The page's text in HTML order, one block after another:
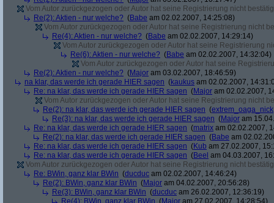
Vom Autor zurückgezogen oder Autor hat seine Registrierung nicht
Re(2): Aktien - nur welche? (Babe am 02.02.2007, 14:25:08)
Vom Autor zurückgezogen oder Autor hat seine Registrierung nicht
Re(4): Aktien - nur welche? (Babe am 02.02.2007, 14:29:14)
Vom Autor zurückgezogen oder Autor hat seine Registrierung
Re(6): Aktien - nur welche? (Babe am 02.02.2007, 14:32:04)
Vom Autor zurückgezogen oder Autor hat seine
Re(2): Aktien - nur welche? (Major am 03.02.2007, 18:46:59)
na klar, das werde ich gerade HIER sagen (kaukus am 02.02.2007,
Re: na klar, das werde ich gerade HIER sagen (Major am 02.02.2007,
Vom Autor zurückgezogen oder Autor hat seine Registrierung nicht
Re(2): na klar, das werde ich gerade HIER sagen (extrem_oaga_nick
Re(3): na klar, das werde ich gerade HIER sagen (Major am
Re: na klar, das werde ich gerade HIER sagen (matrix am 02.02.2007,
Re(2): na klar, das werde ich gerade HIER sagen (Babe am
Re: na klar, das werde ich gerade HIER sagen (Kub am 27.02.2007,
Re: na klar, das werde ich gerade HIER sagen (Beel am 04.03.2007,
Vom Autor zurückgezogen oder Autor hat seine Registrierung nicht
Re: BWin, ganz klar BWin (ducduc am 02.02.2007, 14:46:24)
Re(2): BWin, ganz klar BWin (Major am 04.02.2007, 20:56:28)
Re(3): BWin, ganz klar BWin (ducduc am 26.02.2007, 12:36:19)
Re(4): BWin, ganz klar BWin (Major am 27.02.2007, 14:28:54)